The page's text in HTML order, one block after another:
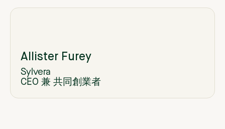
Allister Furey
Sylvera
CEO 兼 共同創業者